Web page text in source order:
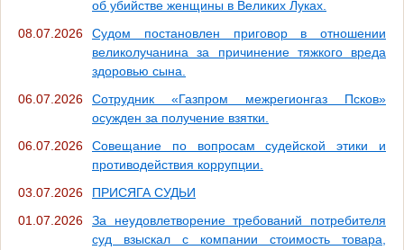
об убийстве женщины в Великих Луках.
08.07.2026
Судом постановлен приговор в отношении
великолучанина за причинение тяжкого вреда
здоровью сына.
06.07.2026
Сотрудник «Газпром межрегионгаз Псков»
осужден за получение взятки.
06.07.2026
Совещание по вопросам судейской этики и
противодействия коррупции.
03.07.2026
ПРИСЯГА СУДЬИ
01.07.2026
За неудовлетворение требований потребителя
суд взыскал с компании стоимость товара,